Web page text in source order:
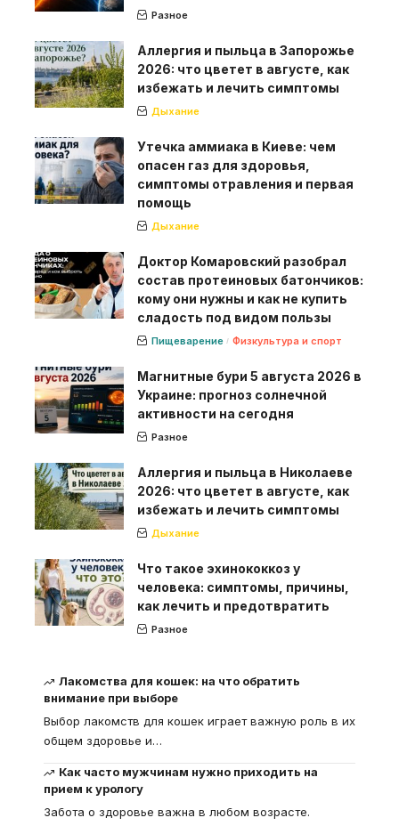
Разное
Аллергия и пыльца в Запорожье
2026: что цветет в августе, как
избежать и лечить симптомы
Дыхание
Утечка аммиака в Киеве: чем
опасен газ для здоровья,
симптомы отравления и первая
помощь
Дыхание
Доктор Комаровский разобрал
состав протеиновых батончиков:
кому они нужны и как не купить
сладость под видом пользы
Пищеварение Физкультура и спорт
Магнитные бури 5 августа 2026 в
Украине: прогноз солнечной
активности на сегодня
Разное
Аллергия и пыльца в Николаеве
2026: что цветет в августе, как
избежать и лечить симптомы
Дыхание
Что такое эхинококкоз у
человека: симптомы, причины,
как лечить и предотвратить
Разное
Лакомства для кошек: на что обратить
внимание при выборе
Выбор лакомств для кошек играет важную роль в их
общем здоровье и…
Как часто мужчинам нужно приходить на
прием к урологу
Забота о здоровье важна в любом возрасте.